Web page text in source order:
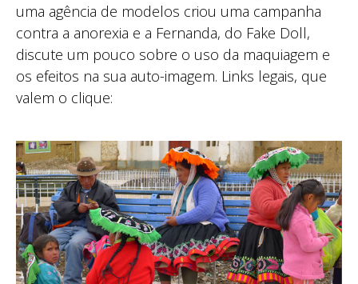
uma agência de modelos criou uma campanha
contra a anorexia e a Fernanda, do Fake Doll,
discute um pouco sobre o uso da maquiagem e
os efeitos na sua auto-imagem. Links legais, que
valem o clique: